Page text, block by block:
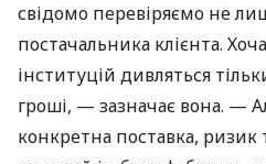
свідомо перевіряємо не
постачальника клієнта.
інституцій дивляться
гроші, — зазначає вона. —
конкретна поставка, ризик